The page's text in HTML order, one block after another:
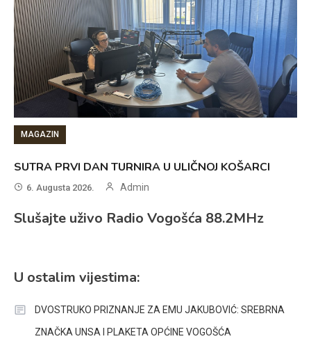
MAGAZIN
SUTRA PRVI DAN TURNIRA U ULIČNOJ KOŠARCI
6. Augusta 2026. Admin
Slušajte uživo Radio Vogošća 88.2MHz
U ostalim vijestima:
DVOSTRUKO PRIZNANJE ZA EMU JAKUBOVIĆ: SREBRNA
ZNAČKA UNSA I PLAKETA OPĆINE VOGOŠĆA